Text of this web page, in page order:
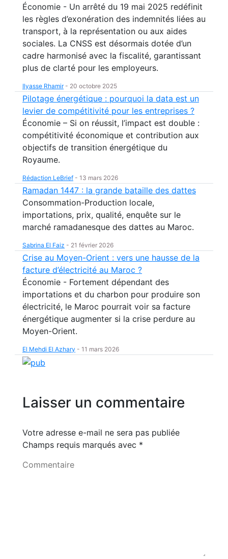
Économie - Un arrêté du 19 mai 2025 redéfinit
les règles d’exonération des indemnités liées au
transport, à la représentation ou aux aides
sociales. La CNSS est désormais dotée d’un
cadre harmonisé avec la fiscalité, garantissant
plus de clarté pour les employeurs.
Ilyasse Rhamir- 20 octobre 2025
Pilotage énergétique : pourquoi la data est un
levier de compétitivité pour les entreprises ?
Économie – Si on réussit, l’impact est double :
compétitivité économique et contribution aux
objectifs de transition énergétique du
Royaume.
Rédaction LeBrief - 13 mars 2026
Ramadan 1447 : la grande bataille des dattes
Consommation-Production locale,
importations, prix, qualité, enquête sur le
marché ramadanesque des dattes au Maroc.
Sabrina El Faiz - 21 février 2026
Crise au Moyen-Orient : vers une hausse de la
facture d’électricité au Maroc ?
Économie - Fortement dépendant des
importations et du charbon pour produire son
électricité, le Maroc pourrait voir sa facture
énergétique augmenter si la crise perdure au
Moyen-Orient.
El Mehdi El Azhary - 11 mars 2026
Laisser un commentaire
Votre adresse e-mail ne sera pas publiée
Champs requis marqués avec *
Commentaire